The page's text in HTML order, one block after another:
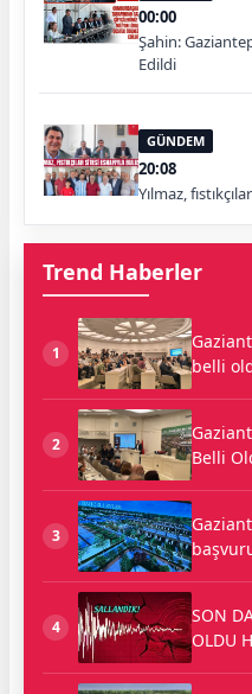
00:00
Şahin:
Edildi
GÜNDEM
20:08
Yılmaz,
Trend Haberler
1
belli
2
Belli
3
4
SON
OLDU